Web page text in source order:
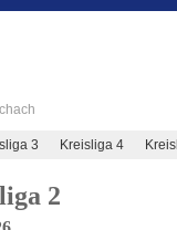
3 Kreisliga 4
2